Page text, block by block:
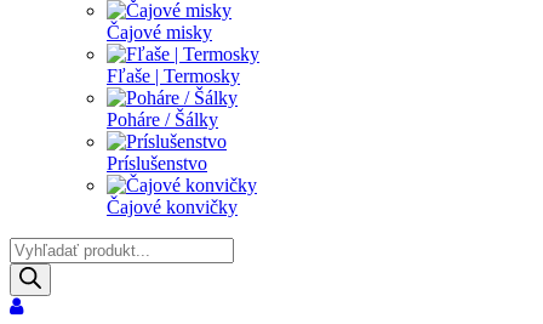
Čajové misky
Fľaše | Termosky
Poháre / Šálky
Príslušenstvo
Čajové konvičky
Products
search